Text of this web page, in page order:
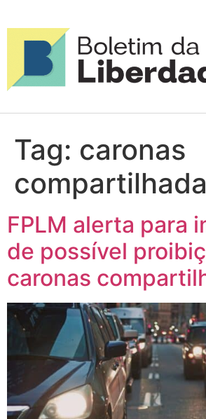
Tag: caronas
FPLM alerta para
de possível
caronas